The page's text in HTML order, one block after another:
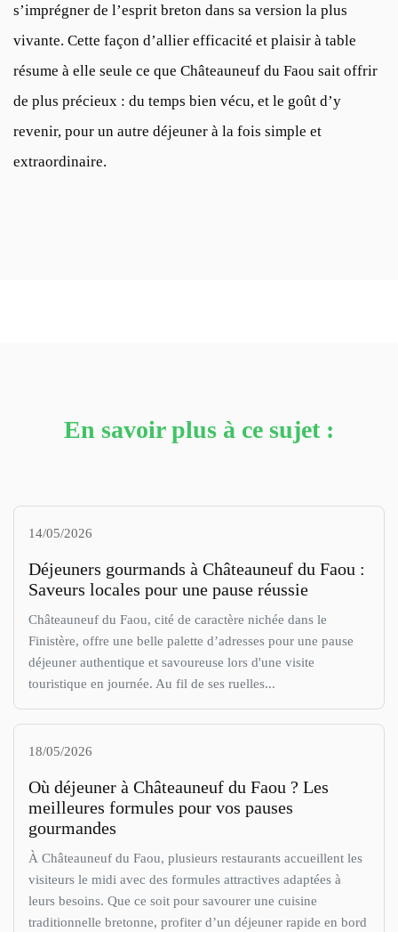
s’imprégner de l’esprit breton dans sa version la plus
vivante. Cette façon d’allier efficacité et plaisir à table
résume à elle seule ce que Châteauneuf du Faou sait offrir
de plus précieux : du temps bien vécu, et le goût d’y
revenir, pour un autre déjeuner à la fois simple et
extraordinaire.
En savoir plus à ce sujet :
14/05/2026
Déjeuners gourmands à Châteauneuf du Faou :
Saveurs locales pour une pause réussie
Châteauneuf du Faou, cité de caractère nichée dans le
Finistère, offre une belle palette d’adresses pour une pause
déjeuner authentique et savoureuse lors d'une visite
touristique en journée. Au fil de ses ruelles...
18/05/2026
Où déjeuner à Châteauneuf du Faou ? Les
meilleures formules pour vos pauses
gourmandes
À Châteauneuf du Faou, plusieurs restaurants accueillent les
visiteurs le midi avec des formules attractives adaptées à
leurs besoins. Que ce soit pour savourer une cuisine
traditionnelle bretonne, profiter d’un déjeuner rapide en bord